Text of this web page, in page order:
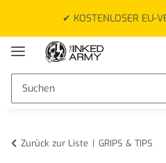
✔ KOSTENLOSER EU-
Zurück zur Liste GRIPS & TIPS